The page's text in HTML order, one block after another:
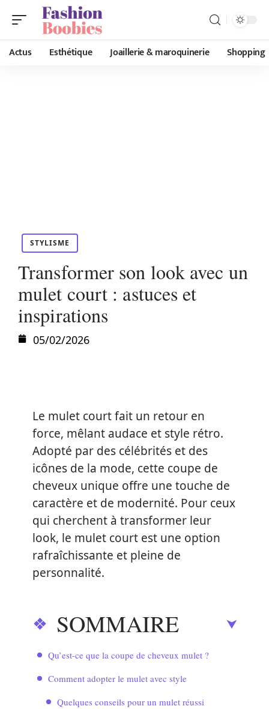
Actus Esthétique Joaillerie & maroquinerie Shopping
STYLISME
Transformer son look avec un
mulet court : astuces et
inspirations
05/02/2026
Le mulet court fait un retour en
force, mêlant audace et style rétro.
Adopté par des célébrités et des
icônes de la mode, cette coupe de
cheveux unique offre une touche de
caractère et de modernité. Pour ceux
qui cherchent à transformer leur
look, le mulet court est une option
rafraîchissante et pleine de
personnalité.
SOMMAIRE
Qu’est-ce que la coupe de cheveux mulet ?
Comment adopter le mulet avec style
Quelques conseils pour un mulet réussi